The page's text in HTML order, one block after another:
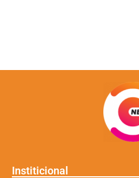
Institicional